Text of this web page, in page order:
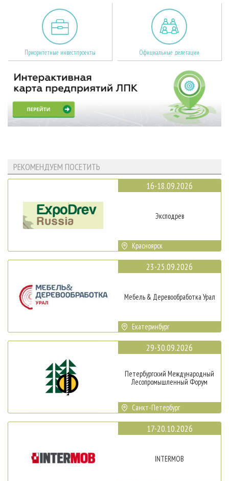
Приоритетные инвестпроекты Официальные делегации
РЕКОМЕНДУЕМ ПОСЕТИТЬ
16-18.09.2026
Эксподрев
Красноярск
23-25.09.2026
Мебель & Деревообработка Урал
Екатеринбург
29-30.09.2026
Петербургский Международный
Лесопромышленный Форум
Санкт-Петербург
17-20.10.2026
INTERMOB